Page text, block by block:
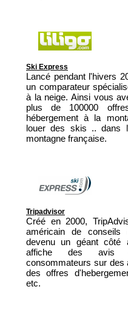
Ski Express
Lancé pendant l'hivers
un comparateur
à la neige. Ainsi vous
plus de 100000
hébergement à la
louer des skis .. dans
montagne française.
Tripadvisor
Créé en 2000,
américain de conseils
devenu un géant côté
affiche des avis
consommateurs sur des
des offres
etc.